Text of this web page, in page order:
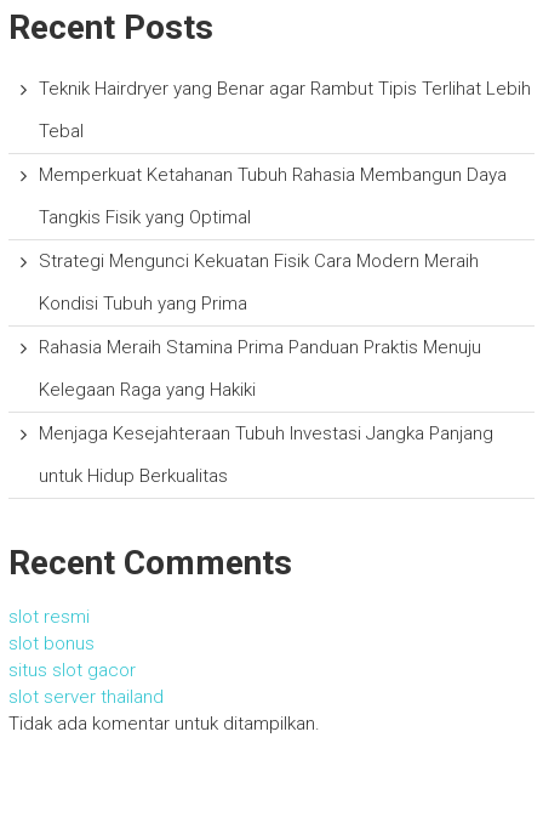
Recent Posts
Teknik Hairdryer yang Benar agar Rambut Tipis Terlihat Lebih
Tebal
Memperkuat Ketahanan Tubuh Rahasia Membangun Daya
Tangkis Fisik yang Optimal
Strategi Mengunci Kekuatan Fisik Cara Modern Meraih
Kondisi Tubuh yang Prima
Rahasia Meraih Stamina Prima Panduan Praktis Menuju
Kelegaan Raga yang Hakiki
Menjaga Kesejahteraan Tubuh Investasi Jangka Panjang
untuk Hidup Berkualitas
Recent Comments
slot resmi
slot bonus
situs slot gacor
slot server thailand
Tidak ada komentar untuk ditampilkan.